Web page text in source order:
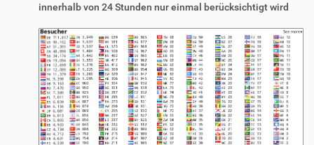
innerhalb von 24 Stunden nur einmal berücksichtigt wird